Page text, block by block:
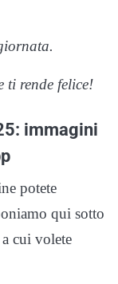
ti rende felice!
immagini
potete
qui sotto
cui volete